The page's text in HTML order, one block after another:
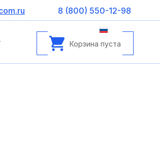
8 (800) 550-12-98
Корзина пуста